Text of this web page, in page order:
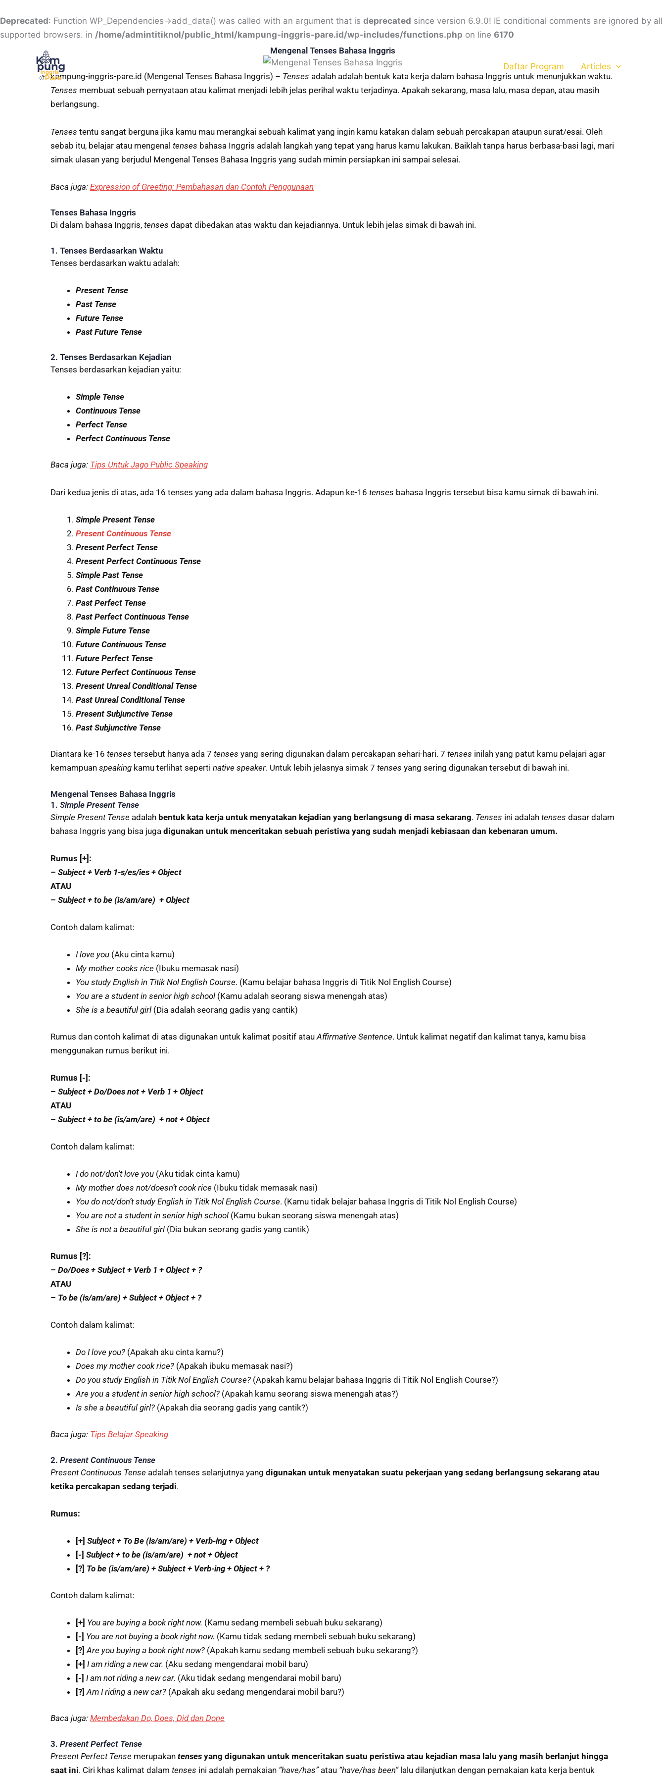
Deprecated: Function WP_Dependencies->add_data() was called with an argument that is deprecated since version 6.9.0! IE conditional comments are ignored by all
supported browsers. in /home/admintitiknol/public_html/kampung-inggris-pare.id/wp-includes/functions.php on line 6170
to
content
Daftar Program Articles
Mengenal Tenses Bahasa Inggris
kampung-inggris-pare.id (Mengenal Tenses Bahasa Inggris) – Tenses adalah adalah bentuk kata kerja dalam bahasa Inggris untuk menunjukkan waktu.
Tenses membuat sebuah pernyataan atau kalimat menjadi lebih jelas perihal waktu terjadinya. Apakah sekarang, masa lalu, masa depan, atau masih
berlangsung.
Tenses tentu sangat berguna jika kamu mau merangkai sebuah kalimat yang ingin kamu katakan dalam sebuah percakapan ataupun surat/esai. Oleh
sebab itu, belajar atau mengenal tenses bahasa Inggris adalah langkah yang tepat yang harus kamu lakukan. Baiklah tanpa harus berbasa-basi lagi, mari
simak ulasan yang berjudul Mengenal Tenses Bahasa Inggris yang sudah mimin persiapkan ini sampai selesai.
Baca juga: Expression of Greeting: Pembahasan dan Contoh Penggunaan
Tenses Bahasa Inggris
Di dalam bahasa Inggris, tenses dapat dibedakan atas waktu dan kejadiannya. Untuk lebih jelas simak di bawah ini.
1. Tenses Berdasarkan Waktu
Tenses berdasarkan waktu adalah:
Present Tense
Past Tense
Future Tense
Past Future Tense
2. Tenses Berdasarkan Kejadian
Tenses berdasarkan kejadian yaitu:
Simple Tense
Continuous Tense
Perfect Tense
Perfect Continuous Tense
Baca juga: Tips Untuk Jago Public Speaking
Dari kedua jenis di atas, ada 16 tenses yang ada dalam bahasa Inggris. Adapun ke-16 tenses bahasa Inggris tersebut bisa kamu simak di bawah ini.
Simple Present Tense
Present Continuous Tense
Present Perfect Tense
Present Perfect Continuous Tense
Simple Past Tense
Past Continuous Tense
Past Perfect Tense
Past Perfect Continuous Tense
Simple Future Tense
Future Continuous Tense
Future Perfect Tense
Future Perfect Continuous Tense
Present Unreal Conditional Tense
Past Unreal Conditional Tense
Present Subjunctive Tense
Past Subjunctive Tense
Diantara ke-16 tenses tersebut hanya ada 7 tenses yang sering digunakan dalam percakapan sehari-hari. 7 tenses inilah yang patut kamu pelajari agar
kemampuan speaking kamu terlihat seperti native speaker. Untuk lebih jelasnya simak 7 tenses yang sering digunakan tersebut di bawah ini.
Mengenal Tenses Bahasa Inggris
1. Simple Present Tense
Simple Present Tense adalah bentuk kata kerja untuk menyatakan kejadian yang berlangsung di masa sekarang. Tenses ini adalah tenses dasar dalam
bahasa Inggris yang bisa juga digunakan untuk menceritakan sebuah peristiwa yang sudah menjadi kebiasaan dan kebenaran umum.
Rumus [+]:
– Subject + Verb 1-s/es/ies + Object
ATAU
– Subject + to be (is/am/are) + Object
Contoh dalam kalimat:
I love you (Aku cinta kamu)
My mother cooks rice (Ibuku memasak nasi)
You study English in Titik Nol English Course. (Kamu belajar bahasa Inggris di Titik Nol English Course)
You are a student in senior high school (Kamu adalah seorang siswa menengah atas)
She is a beautiful girl (Dia adalah seorang gadis yang cantik)
Rumus dan contoh kalimat di atas digunakan untuk kalimat positif atau Affirmative Sentence. Untuk kalimat negatif dan kalimat tanya, kamu bisa
menggunakan rumus berikut ini.
Rumus [-]:
– Subject + Do/Does not + Verb 1 + Object
ATAU
– Subject + to be (is/am/are) + not + Object
Contoh dalam kalimat:
I do not/don’t love you (Aku tidak cinta kamu)
My mother does not/doesn’t cook rice (Ibuku tidak memasak nasi)
You do not/don’t study English in Titik Nol English Course. (Kamu tidak belajar bahasa Inggris di Titik Nol English Course)
You are not a student in senior high school (Kamu bukan seorang siswa menengah atas)
She is not a beautiful girl (Dia bukan seorang gadis yang cantik)
Rumus [?]:
– Do/Does + Subject + Verb 1 + Object + ?
ATAU
– To be (is/am/are) + Subject + Object + ?
Contoh dalam kalimat:
Do I love you? (Apakah aku cinta kamu?)
Does my mother cook rice? (Apakah ibuku memasak nasi?)
Do you study English in Titik Nol English Course? (Apakah kamu belajar bahasa Inggris di Titik Nol English Course?)
Are you a student in senior high school? (Apakah kamu seorang siswa menengah atas?)
Is she a beautiful girl? (Apakah dia seorang gadis yang cantik?)
Baca juga: Tips Belajar Speaking
2. Present Continuous Tense
Present Continuous Tense adalah tenses selanjutnya yang digunakan untuk menyatakan suatu pekerjaan yang sedang berlangsung sekarang atau
ketika percakapan sedang terjadi.
Rumus:
[+] Subject + To Be (is/am/are) + Verb-ing + Object
[-] Subject + to be (is/am/are) + not + Object
[?] To be (is/am/are) + Subject + Verb-ing + Object + ?
Contoh dalam kalimat:
[+] You are buying a book right now. (Kamu sedang membeli sebuah buku sekarang)
[-] You are not buying a book right now. (Kamu tidak sedang membeli sebuah buku sekarang)
[?] Are you buying a book right now? (Apakah kamu sedang membeli sebuah buku sekarang?)
[+] I am riding a new car. (Aku sedang mengendarai mobil baru)
[-] I am not riding a new car. (Aku tidak sedang mengendarai mobil baru)
[?] Am I riding a new car? (Apakah aku sedang mengendarai mobil baru?)
Baca juga: Membedakan Do, Does, Did dan Done
3. Present Perfect Tense
Present Perfect Tense merupakan tenses yang digunakan untuk menceritakan suatu peristiwa atau kejadian masa lalu yang masih berlanjut hingga
saat ini. Ciri khas kalimat dalam tenses ini adalah pemakaian “have/has”atau “have/has been”lalu dilanjutkan dengan pemakaian kata kerja bentuk